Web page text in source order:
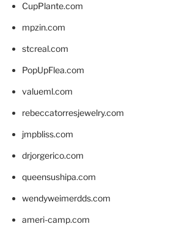
CupPlante.com
mpzin.com
stcreal.com
PopUpFlea.com
valueml.com
rebeccatorresjewelry.com
jmpbliss.com
drjorgerico.com
queensushipa.com
wendyweimerdds.com
ameri-camp.com